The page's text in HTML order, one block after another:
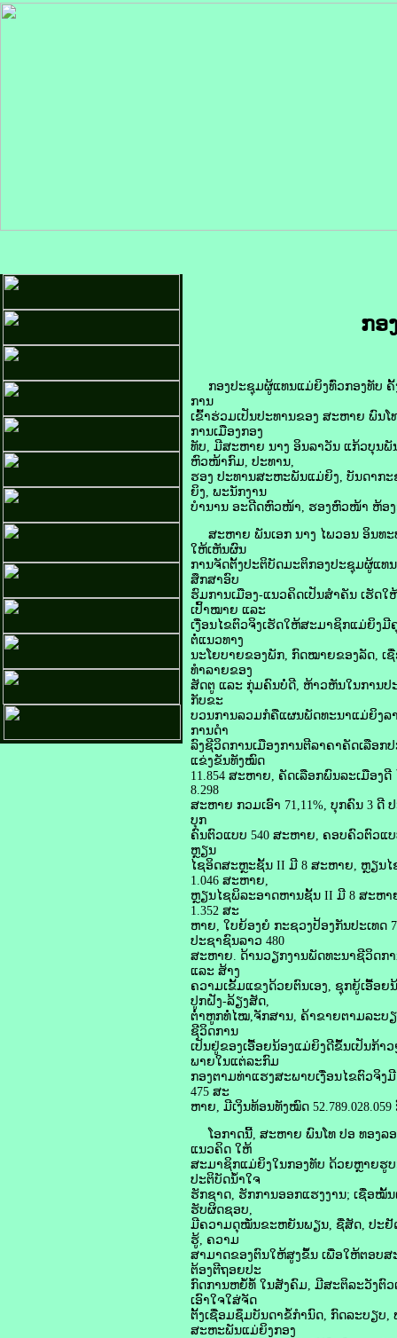
ກອ
ກອງປະຊຸມຜູ້ແທນແມ່ຍິງທົ່ວກອງທັບ ຄັ້ງ
ການ
ເຂົ້າຮ່ວມເປັນປະທານຂອງ ສະຫາຍ ພົນ
ການເມືອງກອງ
ທັບ, ມີສະຫາຍ ນາງ ອິນລາວັນ ແກ້ວບຸນ
ຫົວໜ້າກົມ, ປະທານ,
ຮອງ ປະທານສະຫະພັນແມ່ຍິງ, ບັນດາກ
ຍິງ, ພະນັກງານ
ບຳນານ ອະດີດຫົວໜ້າ, ຮອງຫົວໜ້າ ຫ້ອ
ສະຫາຍ ພັນເອກ ນາງ ໄພວອນ ອິນທະ
ໃຫ້ເຫັນຜົນ
ການຈັດຕັ້ງປະຕິບັດມະຕິກອງປະຊຸມຜູ້ແທ
ສຶກສາອົບ
ຮົມການເມືອງ-ແນວຄິດເປັນສໍາຄັນ ເຮັດ
ເປົ້າໝາຍ ແລະ
ເງື່ອນໄຂຕົວຈິງເຮັດໃຫ້ສະມາຊິກແມ່ຍິ
ຕໍ່ແນວທາງ
ນະໂຍບາຍຂອງພັກ, ກົດໝາຍຂອງລັດ, ເ
ທຳລາຍຂອງ
ສັດຕູ ແລະ ກຸ່ມຄົນບໍ່ດີ, ຫ້າວຫັນໃນການປ
ກັບຂະ
ບວນການລວມກໍຄືແຜນພັດທະນາແມ່ຍິງລາ
ການດໍາ
ລົງຊີວິດການເມືອງການຕີລາຄາຄັດເລືອ
ແຂ່ງຂັນທັງໝົດ
11.854 ສະຫາຍ, ຄັດເລືອກພົນລະເມືອງດີ
8.298
ສະຫາຍ ກວມເອົາ 71,11%, ບຸກຄົນ 3 ດີ
ບຸກ
ຄົນຕົວແບບ 540 ສະຫາຍ, ຄອບຄົວຕົວແ
ຫຼຽນ
ໄຊອິດສະຫຼະຊັ້ນ II ມີ 8 ສະຫາຍ, ຫຼຽນ
1.046 ສະຫາຍ,
ຫຼຽນໄຊພິລະອາດຫານຊັ້ນ II ມີ 8 ສະຫາ
1.352 ສະ
ຫາຍ, ໃບຍ້ອງຍໍ ກະຊວງປ້ອງກັນປະເທດ
ປະຊາຊົນລາວ 480
ສະຫາຍ. ດ້ານວຽກງານພັດທະນາຊີວິດກາ
ແລະ ສ້າງ
ຄວາມເຂັ້ມແຂງດ້ວຍຕົນເອງ, ຊຸກຍູ້ເອື້ອ
ປູກຝັງ-ລ້ຽງສັດ,
ຕ່ໍາຫູກທໍ່ໄໝ,ຈັກສານ, ຄ້າຂາຍຕາມລະບຽ
ຊີວິດການ
ເປັນຢູ່ຂອງເອື້ອຍນ້ອງແມ່ຍິງດີຂຶ້ນເປັນກ້າ
ພາຍໃນແຕ່ລະກົມ
ກອງຕາມທ່າແຮງສະພາບເງື່ອນໄຂຕົວຈິ
475 ສະ
ຫາຍ, ມີເງິນທ້ອນທັງໝົດ 52.789.028.059
ໂອກາດນີ້, ສະຫາຍ ພົນໂທ ປອ ທອງລ
ແນວຄິດ ໃຫ້
ສະມາຊິກແມ່ຍິງໃນກອງທັບ ດ້ວຍຫຼາຍຮູ
ປະຕິບັດນໍ້າໃຈ
ຮັກຊາດ, ຮັກການອອກແຮງງານ; ເຊື່ອໝັ້
ຮັບຜິດຊອບ,
ມີຄວາມດຸໝັ່ນຂະຫຍັນພຽນ, ຊື່ສັດ, ປະຢັ
ຮູ້, ຄວາມ
ສາມາດຂອງຕົນໃຫ້ສູງຂຶ້ນ ເພື່ອໃຫ້ຕອບ
ຕ້ອງຕີຖອຍປະ
ກົດການຫຍໍ້ທໍ້ ໃນສັງຄົມ, ມີສະຕິລະວັງຕົ
ເອົາໃຈໃສ່ຈັດ
ຕັ້ງເຊື່ອມຊຶມບັນດາຂໍ້ກໍານົດ, ກົດລະບຽບ,
ສະຫະພັນແມ່ຍິງກອງ